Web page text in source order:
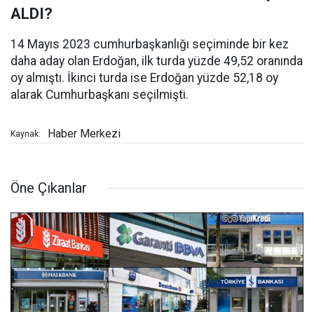
ALDI?
14 Mayıs 2023 cumhurbaşkanlığı seçiminde bir kez
daha aday olan Erdoğan, ilk turda yüzde 49,52 oranında
oy almıştı. İkinci turda ise Erdoğan yüzde 52,18 oy
alarak Cumhurbaşkanı seçilmişti.
Kaynak: Haber Merkezi
Öne Çıkanlar